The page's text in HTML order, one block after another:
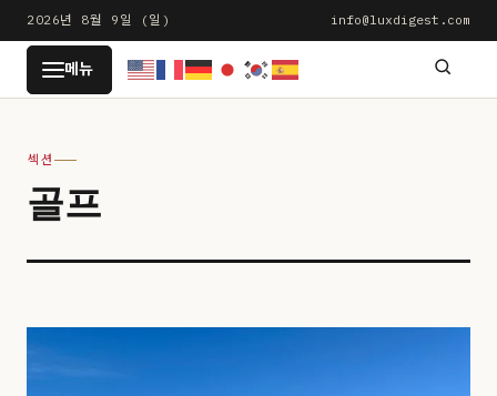
문
로
2026년 8월 9일 (일) info@luxdigest.com
LUXDIGEST
메뉴
섹션
골프